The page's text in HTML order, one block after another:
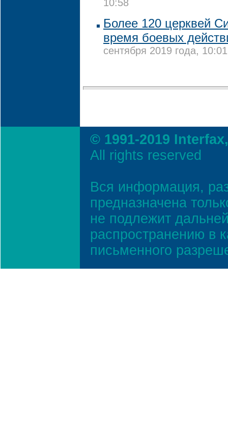
10:58
Более 120 церквей
время боевых
сентября 2019 года, 10:01
© 1991-2019
All rights reserved
Вся информация,
предназначена
не подлежит
распространению в
письменного